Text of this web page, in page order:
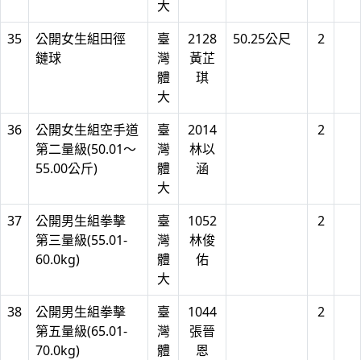
大
35
公開女生組田徑
鏈球
臺
灣
體
大
2128
黃芷
琪
50.25公尺 2
36
公開女生組空手道
第二量級(50.01～
55.00公斤)
臺
灣
體
大
2014
林以
涵
2
37
公開男生組拳擊
第三量級(55.01-
60.0kg)
臺
灣
體
大
1052
林俊
佑
2
38
公開男生組拳擊
第五量級(65.01-
70.0kg)
臺
灣
體
1044
張晉
恩
2